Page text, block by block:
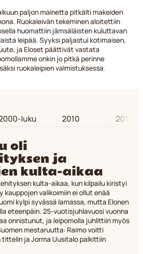
paljon mainetta pitkälti makeiden
Ruokaleivän tekeminen aloitettiin
huomattiin jämsäläisten kuluttavan
leipää. Syyksi paljastui kotimaisen,
ja Eloset päättivät vastata
onkin jo pitkä perinne
ruokaleipien valmistuksessa.
luku 2010 2017
oli
ja
kulta-aikaa
kulta-aikaa, kun kilpailu kiristyi
kauppojen valikoimiin ei ollut enää
kylpi syvässä lamassa, mutta Elonen
eteenpäin. 25-vuotisjuhlavuosi vuonna
onnistunut, ja leipomolla juhlittiin myös
mestaruutta: Raimo voitti
ja Jorma Uusitalo palkittiin